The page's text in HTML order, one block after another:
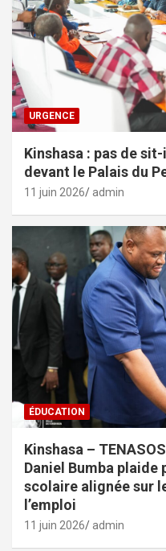
URGENCE
Kinshasa : pas de
devant le Palais du
11 juin 2026 admin
ÉDUCATION
Kinshasa –
Daniel Bumba
scolaire alignée sur
l’emploi
11 juin 2026 admin